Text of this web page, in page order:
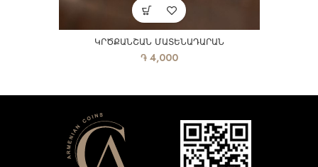
ԿՐԾՔԱՆՇԱՆ ՄԱՏԵՆԱԴԱՐԱՆ
֏4,000